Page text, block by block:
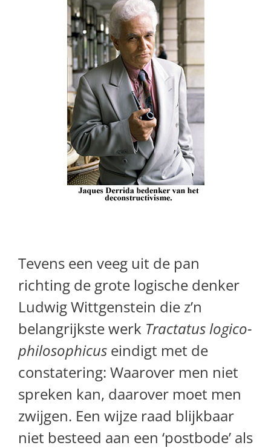
Tevens een veeg uit de pan
richting de grote logische denker
Ludwig Wittgenstein die z’n
belangrijkste werk Tractatus logico-
philosophicus eindigt met de
constatering: Waarover men niet
spreken kan, daarover moet men
zwijgen. Een wijze raad blijkbaar
niet besteed aan een ‘postbode’ als